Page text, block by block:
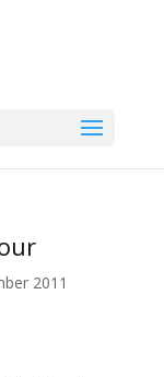
2011